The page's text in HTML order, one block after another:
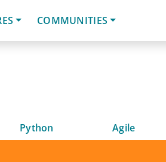
COMMUNITIES
Python Agile